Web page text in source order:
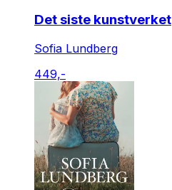
Det siste kunstverket
Sofia Lundberg
449,-